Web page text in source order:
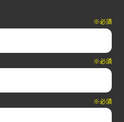
※必須
※必須
※必須